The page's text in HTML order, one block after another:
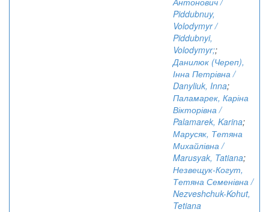
Piddubnuy,
Volodymyr /
Piddubnyi,
Volodymyr;;
Данилюк (Череп),
Інна Петрівна /
Danyliuk, Inna;
Паламарек, Каріна
Вікторівна /
Palamarek, Karina;
Марусяк, Тетяна
Михайлівна /
Marusyak, Tatiana;
Незвещук-Когут,
Тетяна Семенівна /
Nezveshchuk-Kohut,
Tetiana